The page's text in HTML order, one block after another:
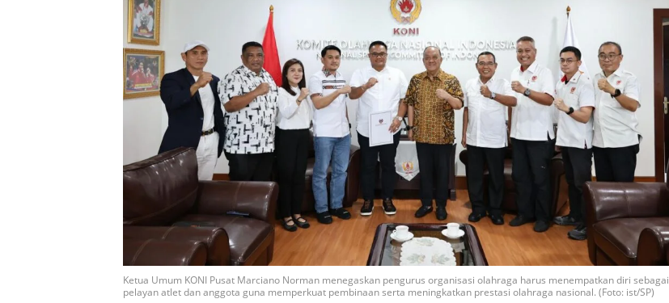
Ketua Umum KONI Pusat Marciano Norman menegaskan pengurus organisasi olahraga harus menempatkan diri sebagai
pelayan atlet dan anggota guna memperkuat pembinaan serta meningkatkan prestasi olahraga nasional. (Foto: ist/SP)